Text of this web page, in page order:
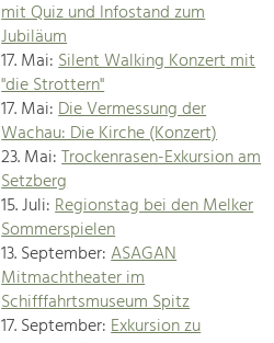
mit Quiz und Infostand zum
Jubiläum
17. Mai:Silent Walking Konzert mit
"die Strottern"
17. Mai:Die Vermessung der
Wachau: Die Kirche (Konzert)
23. Mai:Trockenrasen-Exkursion am
Setzberg
15. Juli:Regionstag bei den Melker
Sommerspielen
13. September:ASAGAN
Mitmachtheater im
Schifffahrtsmuseum Spitz
17. September:Exkursion zu